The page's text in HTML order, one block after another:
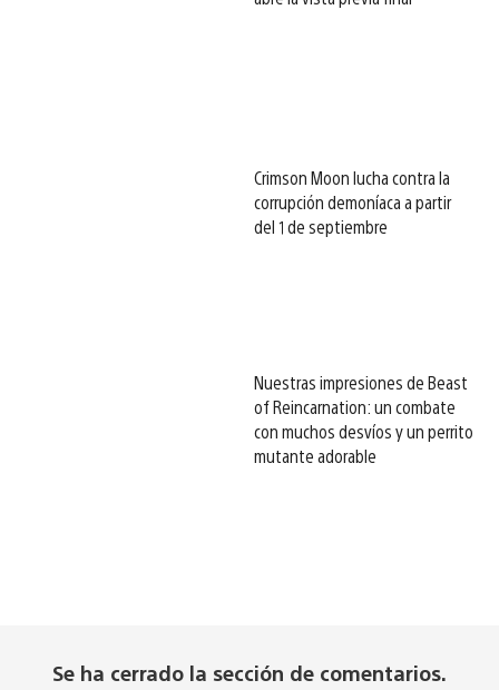
Crimson Moon lucha contra la
corrupción demoníaca a partir
del 1 de septiembre
Nuestras impresiones de Beast
of Reincarnation: un combate
con muchos desvíos y un perrito
mutante adorable
Se ha cerrado la sección de comentarios.